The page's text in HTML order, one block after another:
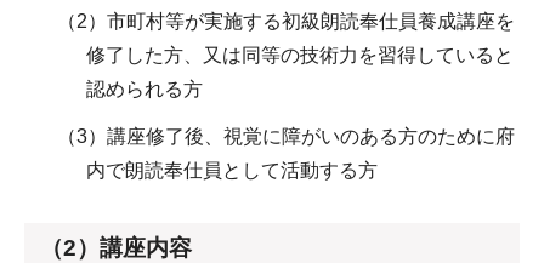
（2）市町村等が実施する初級朗読奉仕員養成講座を
修了した方、又は同等の技術力を習得していると
認められる方
（3）講座修了後、視覚に障がいのある方のために府
内で朗読奉仕員として活動する方
（2）講座内容